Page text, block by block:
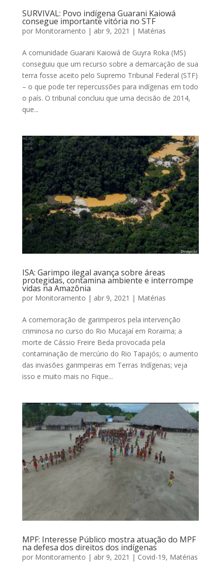
SURVIVAL: Povo indígena Guarani Kaiowá
consegue importante vitória no STF
por Monitoramento | abr 9, 2021 | Matérias
A comunidade Guarani Kaiowá de Guyra Roka (MS)
conseguiu que um recurso sobre a demarcação de sua
terra fosse aceito pelo Supremo Tribunal Federal (STF)
– o que pode ter repercussões para indígenas em todo
o país. O tribunal concluiu que uma decisão de 2014,
que...
ISA: Garimpo ilegal avança sobre áreas
protegidas, contamina ambiente e interrompe
vidas na Amazônia
por Monitoramento | abr 9, 2021 | Matérias
A comemoração de garimpeiros pela intervenção
criminosa no curso do Rio Mucajaí em Roraima; a
morte de Cássio Freire Beda provocada pela
contaminação de mercúrio do Rio Tapajós; o aumento
das invasões garimpeiras em Terras Indígenas; veja
isso e muito mais no Fique...
MPF: Interesse Público mostra atuação do MPF
na defesa dos direitos dos indígenas
por Monitoramento | abr 9, 2021 | Covid-19, Matérias